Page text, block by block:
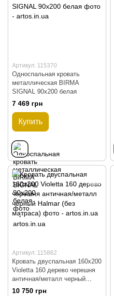
Артикул: 115370
Односпальная кровать
металлическая BIRMA
SIGNAL 90x200 белая
7 469 грн
Купить
Артикул: 115862
Кровать двуспальная 160x200
Violetta 160 дерево черешня
античная/металл черный
Halmar (без матраса)
10 750 грн